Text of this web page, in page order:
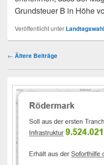
Grundsteuer B in Höhe
Veröffentlicht unter Landtagswahl
Beitragsnavigation
← Ältere Beiträge
Seitenleisten-
Widgetbereich